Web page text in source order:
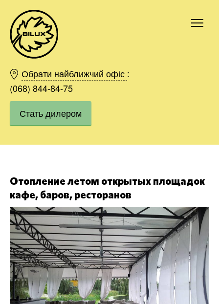
Обрати найближчий офіс :
(068) 844-84-75
Стать дилером
Отопление летом открытых площадок
кафе, баров, ресторанов
Киев
Харьков
Одесса
Днепр
Ивано-Франковск
Область
Заказать